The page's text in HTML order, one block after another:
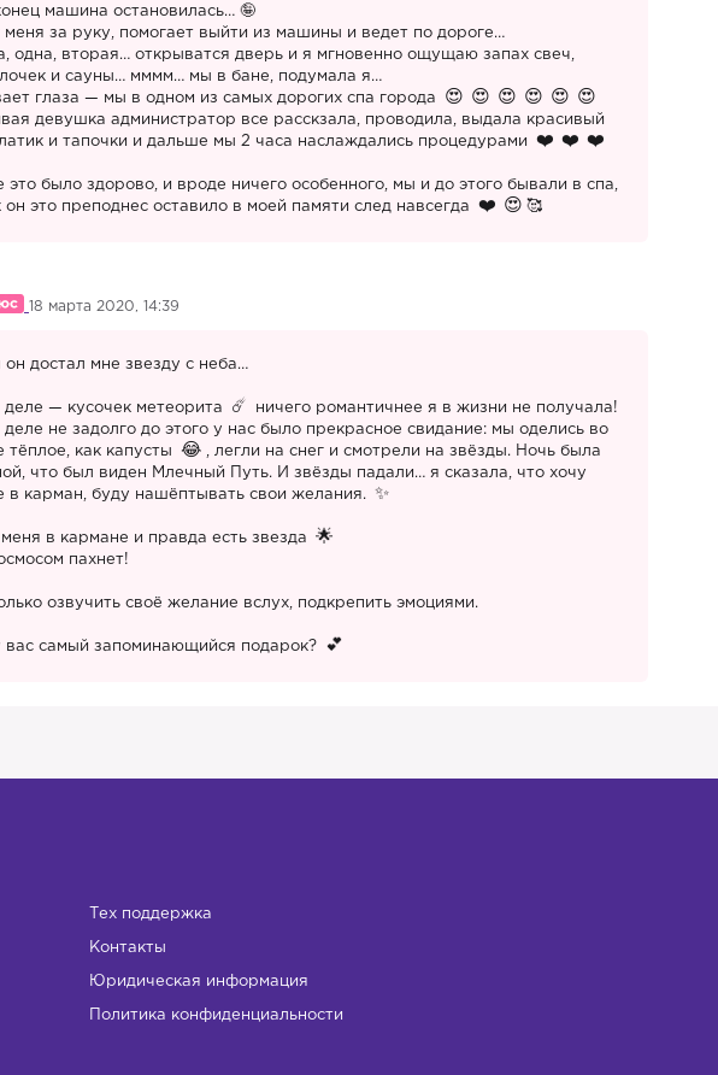
😥
машина остановилась… 🤪
за руку, помогает выйти из машины и ведет по дороге…
одна, вторая… открыватся дверь и я мгновенно ощущаю запах свеч,
и сауны… мммм… мы в бане, подумала я…
глаза — мы в одном из самых дорогих спа города
девушка администратор все расскзала, проводила, выдала красивый
и тапочки и дальше мы 2 часа наслаждались процедурами
это было здорово, и вроде ничего особенного, мы и до этого бывали в спа,
он это преподнес оставило в моей памяти след навсегда
🥰
18 марта 2020, 14:39
достал мне звезду с неба…
деле — кусочек метеорита
ничего романтичнее я в жизни не получала!
не задолго до этого у нас было прекрасное свидание: мы оделись во
тёплое, как капусты
, легли на снег и смотрели на звёзды. Ночь была
что был виден Млечный Путь. И звёзды падали… я сказала, что хочу
в карман, буду нашёптывать свои желания.
меня в кармане и правда есть звезда
пахнет!
озвучить своё желание вслух, подкрепить эмоциями.
вас самый запоминающийся подарок?
Тех поддержка
Контакты
Юридическая информация
Политика конфиденциальности